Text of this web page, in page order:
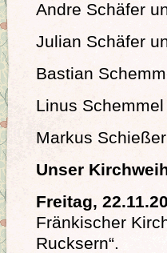
Andre Schäfer
Julian Schäfer
Bastian
Linus
Markus
Unser
Freitag,
Fränkischer
Rucksern“.